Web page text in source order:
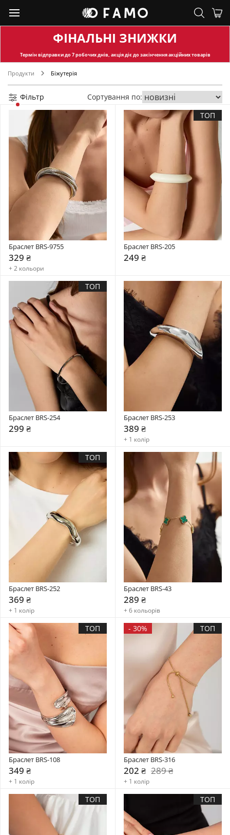
ФІНАЛЬНІ ЗНИЖКИ
Термін відправкидо 7 робочих днів, акція діє до закінчення акційних товарів
Продукти Біжутерія
Фільтр Сортування по:
Браслет BRS-9755
329 ₴
+ 2 кольори
ТОП
Браслет BRS-205
249 ₴
ТОП
Браслет BRS-254
299 ₴
Браслет BRS-253
389 ₴
+ 1 колір
ТОП
Браслет BRS-252
369 ₴
+ 1 колір
Браслет BRS-43
289 ₴
+ 6 кольорів
ТОП
Браслет BRS-108
349 ₴
+ 1 колір
- 30% ТОП
Браслет BRS-316
202 ₴ 289 ₴
+ 1 колір
ТОП ТОП